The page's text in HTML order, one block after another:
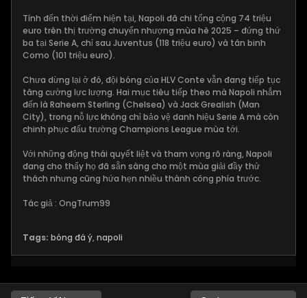
Tính đến thời điểm hiện tại, Napoli đã chi tổng cộng 74 triệu
euro trên thị trường chuyển nhượng mùa hè 2025 – đứng thứ
ba tại Serie A, chỉ sau Juventus (118 triệu euro) và tân binh
Como (101 triệu euro).
Chưa dừng lại ở đó, đội bóng của HLV Conte vẫn đang tiếp tục
tăng cường lực lượng. Hai mục tiêu tiếp theo mà Napoli nhắm
đến là Raheem Sterling (Chelsea) và Jack Grealish (Man
City), trong nỗ lực không chỉ bảo vệ danh hiệu Serie A mà còn
chinh phục đấu trường Champions League mùa tới.
Với những động thái quyết liệt và tham vọng rõ ràng, Napoli
đang cho thấy họ đã sẵn sàng cho một mùa giải đầy thử
thách nhưng cũng hứa hẹn nhiều thành công phía trước.
Tác giả : OngTrum99
Tags: bóng đá ý, napoli